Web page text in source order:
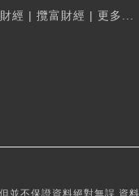
經 | 攬富財經 | 更多...